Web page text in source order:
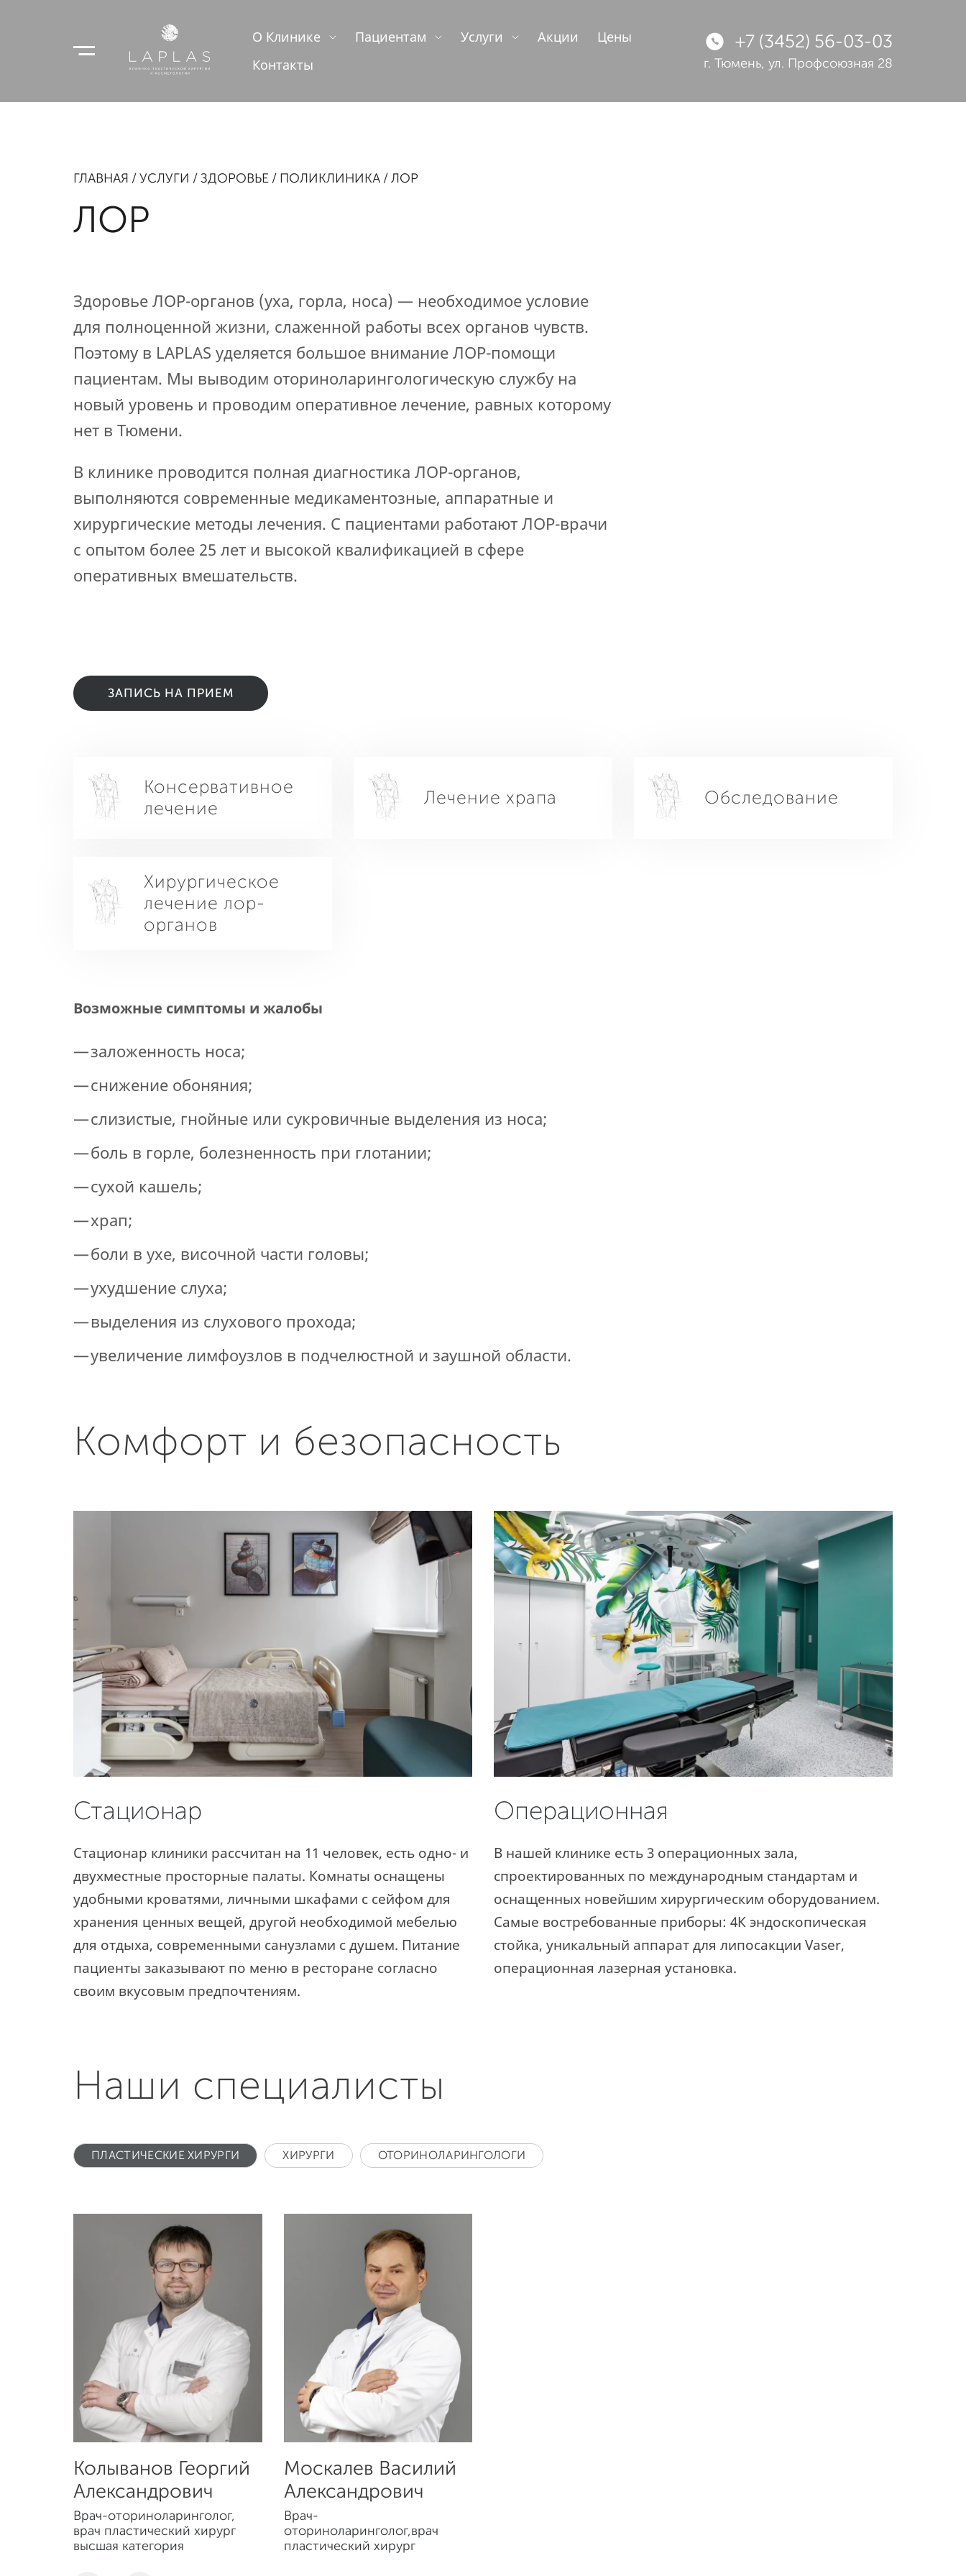
О Клинике Пациентам Услуги Акции
Цены
Контакты
+7 (3452) 56-03-03
г. Тюмень, ул. Профсоюзная 28
ГЛАВНАЯ УСЛУГИ ЗДОРОВЬЕ ПОЛИКЛИНИКА ЛОР
ЛОР
Здоровье ЛОР-органов (уха, горла, носа) — необходимое условие
для полноценной жизни, слаженной работы всех органов чувств.
Поэтому в LAPLAS уделяется большое внимание ЛОР-помощи
пациентам. Мы выводим оториноларингологическую службу на
новый уровень и проводим оперативное лечение, равных которому
нет в Тюмени.
В клинике проводится полная диагностика ЛОР-органов,
выполняются современные медикаментозные, аппаратные и
хирургические методы лечения. С пациентами работают ЛОР-врачи
с опытом более 25 лет и высокой квалификацией в сфере
оперативных вмешательств.
ЗАПИСЬ НА ПРИЕМ
Консервативное
лечение
Лечение храпа Обследование
Хирургическое
лечение лор-
органов
Возможные симптомы и жалобы
заложенность носа;
снижение обоняния;
слизистые, гнойные или сукровичные выделения из носа;
боль в горле, болезненность при глотании;
сухой кашель;
храп;
боли в ухе, височной части головы;
ухудшение слуха;
выделения из слухового прохода;
увеличение лимфоузлов в подчелюстной и заушной области.
Комфорт и безопасность
Стационар
Стационар клиники рассчитан на 11 человек, есть одно- и
двухместные просторные палаты. Комнаты оснащены
удобными кроватями, личными шкафами с сейфом для
хранения ценных вещей, другой необходимой мебелью
для отдыха, современными санузлами с душем. Питание
пациенты заказывают по меню в ресторане согласно
своим вкусовым предпочтениям.
Операционная
В нашей клинике есть 3 операционных зала,
спроектированных по международным стандартам и
оснащенных новейшим хирургическим оборудованием.
Самые востребованные приборы: 4К эндоскопическая
стойка, уникальный аппарат для липосакции Vaser,
операционная лазерная установка.
Наши специалисты
ПЛАСТИЧЕСКИЕ ХИРУРГИ ХИРУРГИ ОТОРИНОЛАРИНГОЛОГИ
Колыванов Георгий
Александрович
Врач-оториноларинголог,
врач пластический хирург
высшая категория
Москалев Василий
Александрович
Врач-
оториноларинголог,врач
пластический хирург